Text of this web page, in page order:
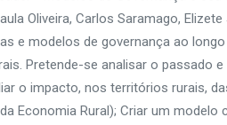
Oliveira, Carlos Saramago, Elizete
e modelos de governança ao
Pretende-se analisar o passado e
o impacto, nos territórios rurais,
Economia Rural); Criar um modelo